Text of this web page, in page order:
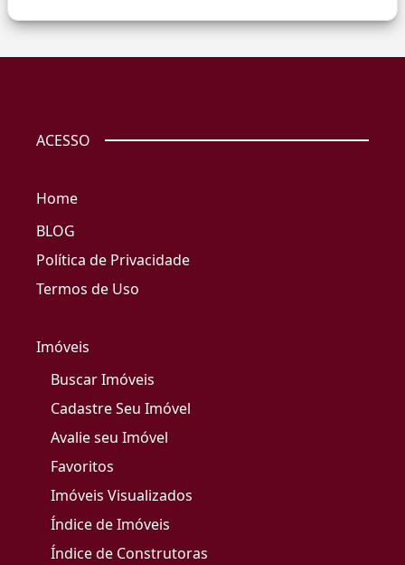
ACESSO
Home
BLOG
Política de Privacidade
Termos de Uso
Imóveis
Buscar Imóveis
Cadastre Seu Imóvel
Avalie seu Imóvel
Favoritos
Imóveis Visualizados
Índice de Imóveis
Índice de Construtoras